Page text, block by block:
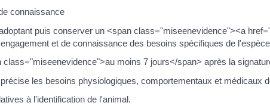
connaissance
puis conserver un <span class="miseenevidence"><a
et de connaissance des besoins spécifiques de
moins 7 jours</span> après la
les besoins physiologiques, comportementaux et médicaux
à l'identification de l'animal.